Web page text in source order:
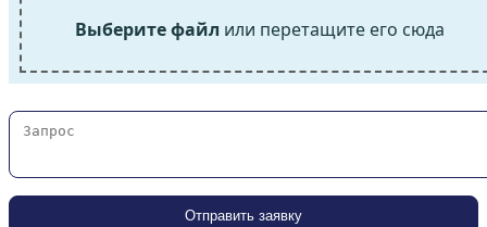
Выберите файл или перетащите его сюда